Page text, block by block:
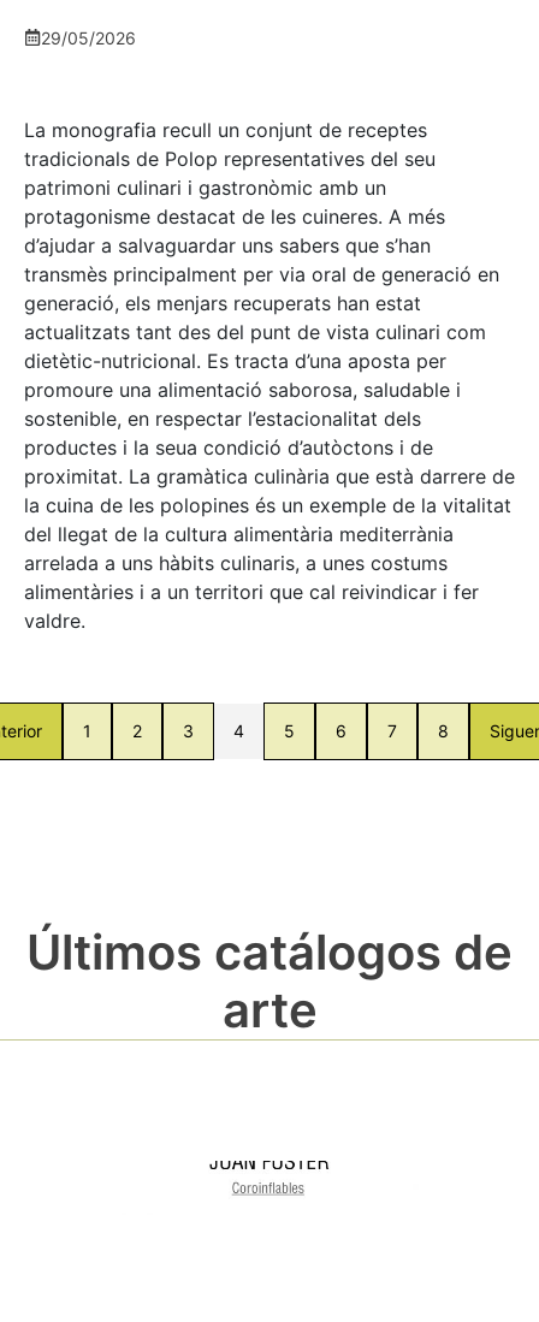
29/05/2026
La monografia recull un conjunt de receptes
tradicionals de Polop representatives del seu
patrimoni culinari i gastronòmic amb un
protagonisme destacat de les cuineres. A més
d’ajudar a salvaguardar uns sabers que s’han
transmès principalment per via oral de generació en
generació, els menjars recuperats han estat
actualitzats tant des del punt de vista culinari com
dietètic-nutricional. Es tracta d’una aposta per
promoure una alimentació saborosa, saludable i
sostenible, en respectar l’estacionalitat dels
productes i la seua condició d’autòctons i de
proximitat. La gramàtica culinària que està darrere de
la cuina de les polopines és un exemple de la vitalitat
del llegat de la cultura alimentària mediterrània
arrelada a uns hàbits culinaris, a unes costums
alimentàries i a un territori que cal reivindicar i fer
valdre.
1 2 3 4 5 6 7 8
Últimos catálogos de
arte